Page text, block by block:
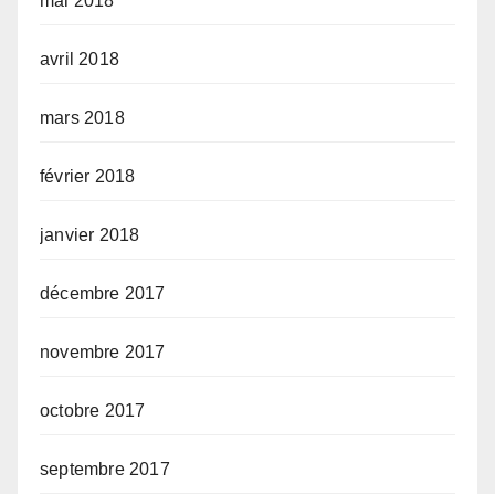
avril 2018
mars 2018
février 2018
janvier 2018
décembre 2017
novembre 2017
octobre 2017
septembre 2017